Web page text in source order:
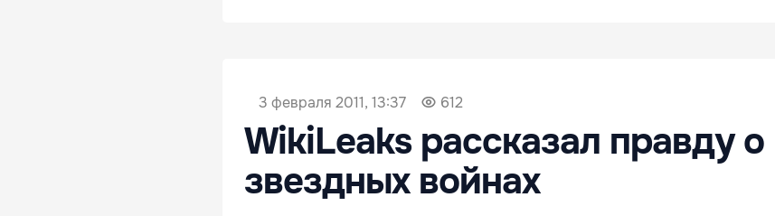
3 февраля 2011, 13:37 612
WikiLeaks рассказал правду о
звездных войнах